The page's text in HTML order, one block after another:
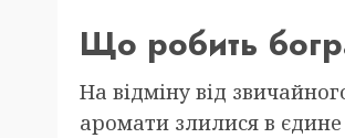
Що робить
На відміну від
аромати злилися в